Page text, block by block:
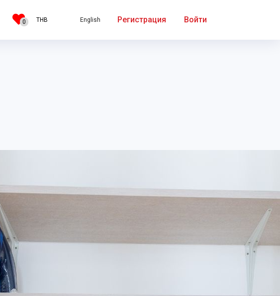
0 THB English Регистрация Войти